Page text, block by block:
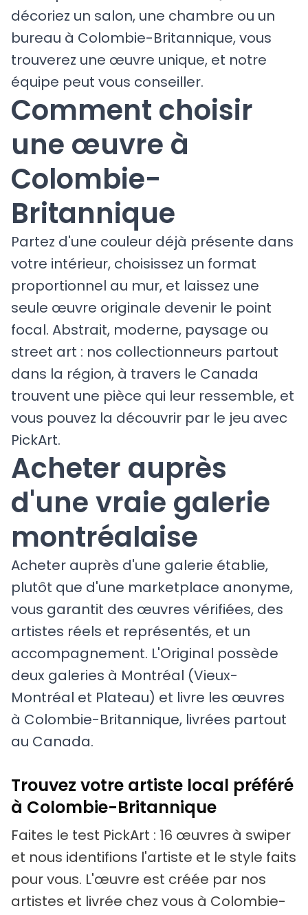
décoriez un salon, une chambre ou un
bureau à Colombie-Britannique, vous
trouverez une œuvre unique, et notre
équipe peut vous conseiller.
Comment choisir
une œuvre à
Colombie-
Britannique
Partez d'une couleur déjà présente dans
votre intérieur, choisissez un format
proportionnel au mur, et laissez une
seule œuvre originale devenir le point
focal. Abstrait, moderne, paysage ou
street art : nos collectionneurs partout
dans la région, à travers le Canada
trouvent une pièce qui leur ressemble, et
vous pouvez la découvrir par le jeu avec
PickArt.
Acheter auprès
d'une vraie galerie
montréalaise
Acheter auprès d'une galerie établie,
plutôt que d'une marketplace anonyme,
vous garantit des œuvres vérifiées, des
artistes réels et représentés, et un
accompagnement. L'Original possède
deux galeries à Montréal (Vieux-
Montréal et Plateau) et livre les œuvres
à Colombie-Britannique, livrées partout
au Canada.
Trouvez votre artiste local préféré
à Colombie-Britannique
Faites le test PickArt : 16 œuvres à swiper
et nous identifions l'artiste et le style faits
pour vous. L'œuvre est créée par nos
artistes et livrée chez vous à Colombie-